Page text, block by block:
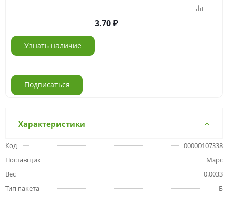
3.70
Узнать наличие
Подписаться
Характеристики
Код
00000107338
Поставщик
Марс
Вес
0.0033
Тип пакета
Б